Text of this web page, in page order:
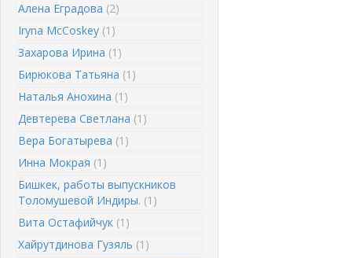
Алена Еградова (2)
Iryna McCoskey (1)
Захарова Ирина (1)
Бирюкова Татьяна (1)
Наталья Анохина (1)
Девтерева Светлана (1)
Вера Богатырева (1)
Инна Мокрая (1)
Бишкек, работы выпускников
Толомушевой Индиры. (1)
Вита Остафийчук (1)
Хайрутдинова Гузяль (1)